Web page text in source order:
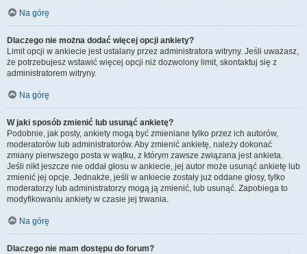
Na górę
Dlaczego nie można dodać więcej opcji ankiety?
Limit opcji w ankiecie jest ustalany przez administratora witryny. Jeśli uważasz,
że potrzebujesz wstawić więcej opcji niż dozwolony limit, skontaktuj się z
administratorem witryny.
Na górę
W jaki sposób zmienić lub usunąć ankietę?
Podobnie, jak posty, ankiety mogą być zmieniane tylko przez ich autorów,
moderatorów lub administratorów. Aby zmienić ankietę, należy dokonać
zmiany pierwszego posta w wątku, z którym zawsze związana jest ankieta.
Jeśli nikt jeszcze nie oddał głosu w ankiecie, jej autor może usunąć ankietę lub
zmienić jej opcje. Jednakże, jeśli w ankiecie zostały już oddane głosy, tylko
moderatorzy lub administratorzy mogą ją zmienić, lub usunąć. Zapobiega to
modyfikowaniu ankiety w czasie jej trwania.
Na górę
Dlaczego nie mam dostępu do forum?